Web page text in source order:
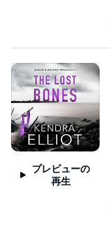
プレビューの
再生